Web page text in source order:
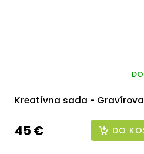
Kreatívna sada -
45 € DO